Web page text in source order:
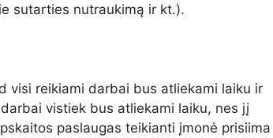
sutarties nutraukimą ir kt.).
visi reikiami darbai bus atliekami laiku ir
vistiek bus atliekami laiku, nes jį
paslaugas teikianti įmonė prisiima